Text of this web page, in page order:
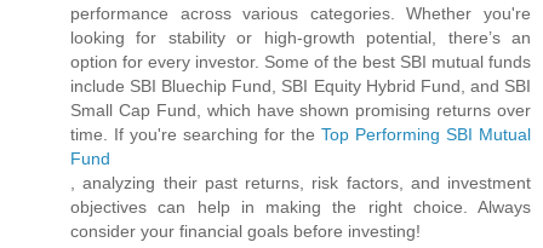
performance across various categories. Whether you're
looking for stability or high-growth potential, there’s an
option for every investor. Some of the best SBI mutual funds
include SBI Bluechip Fund, SBI Equity Hybrid Fund, and SBI
Small Cap Fund, which have shown promising returns over
time. If you're searching for the Top Performing SBI Mutual
Fund
, analyzing their past returns, risk factors, and investment
objectives can help in making the right choice. Always
consider your financial goals before investing!